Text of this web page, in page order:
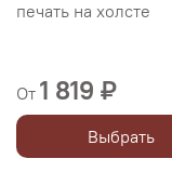
печать на холсте
От 1 819 ₽
Выбрать